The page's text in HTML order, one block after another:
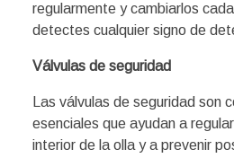
regularmente y cambiarlos
detectes cualquier signo de
Válvulas de seguridad
Las válvulas de seguridad son
esenciales que ayudan a
interior de la olla y a prevenir